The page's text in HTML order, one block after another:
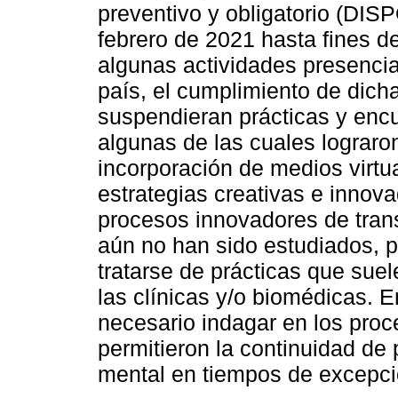
preventivo y obligatorio
febrero de 2021 hasta fines
algunas actividades
país, el cumplimiento de
suspendieran prácticas y
algunas de las cuales
incorporación de medios
estrategias creativas e
procesos innovadores de
aún no han sido estudiados,
tratarse de prácticas que
las clínicas y/o biomédicas.
necesario indagar en los
permitieron la continuidad
mental en tiempos de